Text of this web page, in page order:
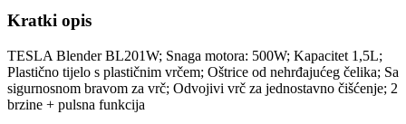
Kratki opis
TESLA Blender BL201W; Snaga motora: 500W; Kapacitet 1,5L;
Plastično tijelo s plastičnim vrčem; Oštrice od nehrđajućeg čelika; Sa
sigurnosnom bravom za vrč; Odvojivi vrč za jednostavno čišćenje; 2
brzine + pulsna funkcija